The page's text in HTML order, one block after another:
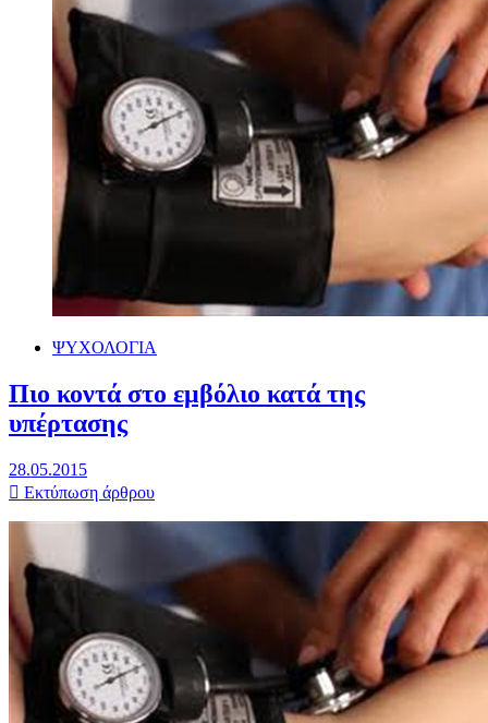
ΨΥΧΟΛΟΓΙΑ
Πιο κοντά στο εμβόλιο κατά της
υπέρτασης
28.05.2015
Εκτύπωση άρθρου